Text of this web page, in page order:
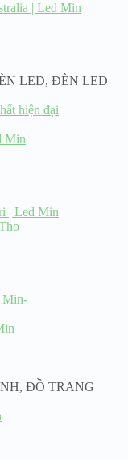
| Led Min
LED, ĐÈN LED
hiện đại
| Led Min
Min-
, ĐỒ TRANG